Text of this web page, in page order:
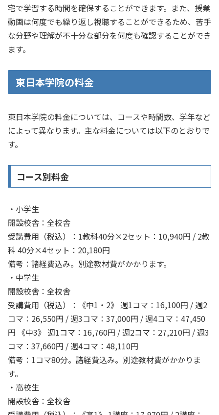
宅で学習する時間を確保することができます。また、授業
動画は何度でも繰り返し視聴することができるため、苦手
な分野や理解が不十分な部分を何度も確認することができ
ます。
東日本学院の料金
東日本学院の料金については、コースや時間数、学年など
によって異なります。主な料金については以下のとおりで
す。
コース別料金
・小学生
開設校舎：全校舎
受講費用（税込）：1教科40分×2セット：10,940円 / 2教
科 40分×4セット：20,180円
備考：諸経費込み。別途教材費がかかります。
・中学生
開設校舎：全校舎
受講費用（税込）：《中1・2》 週1コマ：16,100円 / 週2
コマ：26,550円 / 週3コマ：37,000円 / 週4コマ：47,450
円 《中3》 週1コマ：16,760円 / 週2コマ：27,210円 / 週3
コマ：37,660円 / 週4コマ：48,110円
備考：1コマ80分。諸経費込み。別途教材費がかかりま
す。
・高校生
開設校舎：全校舎